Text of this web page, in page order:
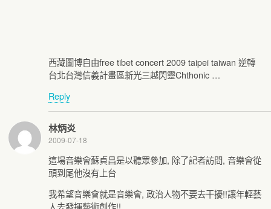
西藏圖博自由free tibet concert 2009 taipei taiwan 逆轉
台北台灣信義計畫區新光三越閃靈Chthonic …
Reply
林炳炎
2009-07-18
這場音樂會蘇貞昌是以聽眾參加, 除了記者訪問, 音樂會從
頭到尾他沒有上台
我希望音樂會就是音樂會, 政治人物不要去干擾!!讓年輕藝